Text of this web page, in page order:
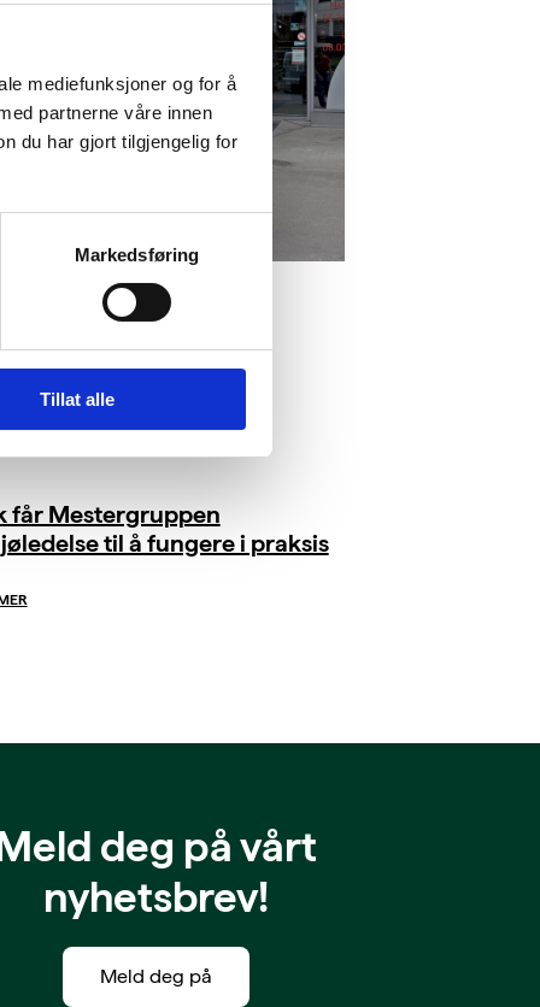
mediefunksjoner og for å
partnerne våre innen
du har gjort tilgjengelig for
Markedsføring
Tillat alle
får Mestergruppen
til å fungere i praksis
deg på vårt
nyhetsbrev!
Meld deg på